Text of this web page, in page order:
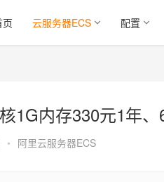
页 云服务器ECS 配置
1G内存330元1年
• 阿里云服务器ECS